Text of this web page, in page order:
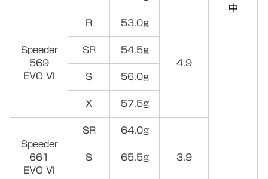
中
Speeder
569
EVO VI
R 53.0g
4.9
SR 54.5g
S 56.0g
X 57.5g
Speeder
661
EVO VI
SR 64.0g
3.9
S 65.5g